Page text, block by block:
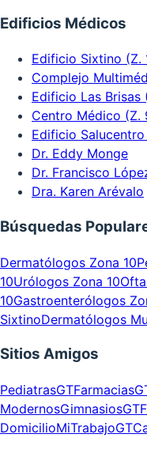
Edificios Médicos
Edificio Sixtino (Z.
Complejo
Edificio Las Brisas
Centro Médico (Z.
Edificio
Dr. Eddy Monge
Dr. Francisco
Dra. Karen Arévalo
Búsquedas
Dermatólogos Zona 10
10Urólogos Zona 10
10Gastroenterólogos
SixtinoDermatólogos
Sitios Amigos
PediatrasGT
ModernosGimnasiosGT
DomicilioMiTrabajoGT